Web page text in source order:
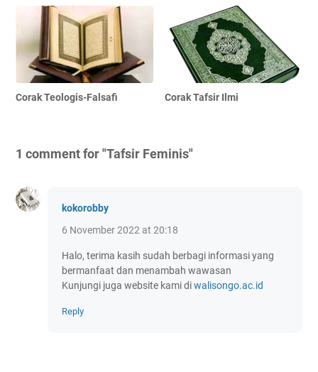
Corak Teologis-Falsafi Corak Tafsir Ilmi
1 comment for "Tafsir Feminis"
kokorobby
6 November 2022 at 20:18
Halo, terima kasih sudah berbagi informasi yang
bermanfaat dan menambah wawasan
Kunjungi juga website kami diwalisongo.ac.id
Reply